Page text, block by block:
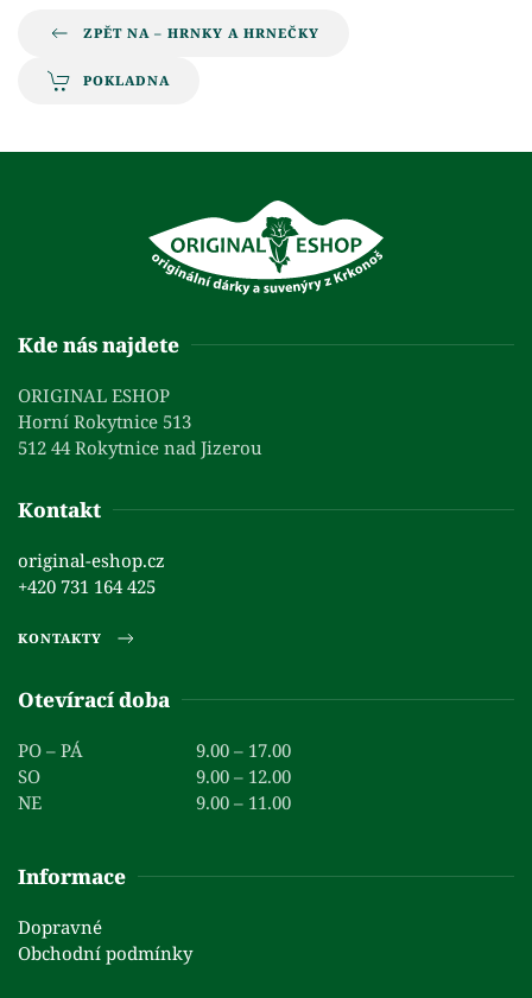
ZPĚT NA – HRNKY A HRNEČKY
POKLADNA
Kde nás najdete
ORIGINAL ESHOP
Horní Rokytnice 513
512 44 Rokytnice nad Jizerou
Kontakt
original-eshop.cz
+420 731 164 425
KONTAKTY
Otevírací doba
PO – PÁ
9.00 – 17.00
SO
9.00 – 12.00
NE
9.00 – 11.00
Informace
Dopravné
Obchodní podmínky